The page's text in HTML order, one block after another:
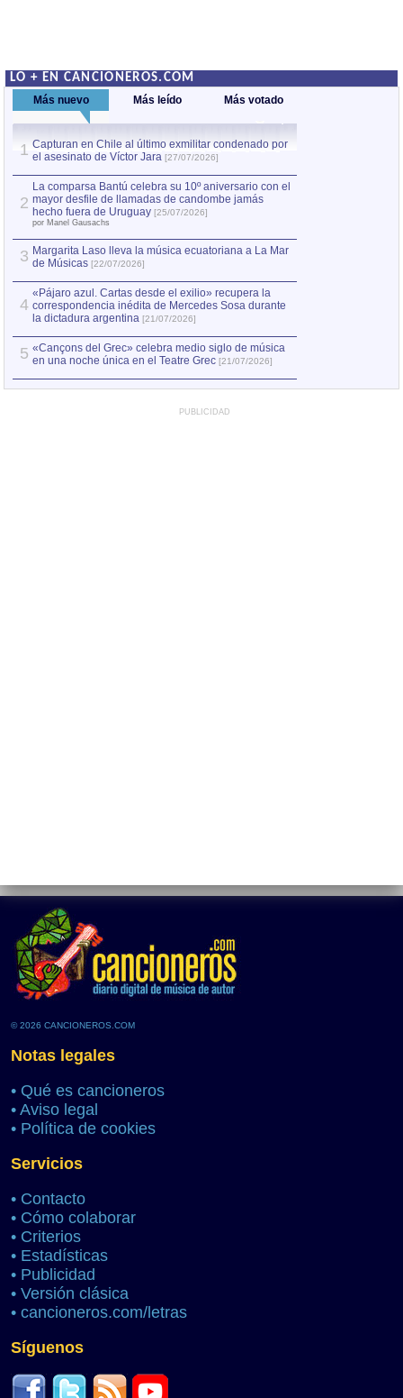
LO + EN CANCIONEROS.COM
Más nuevo Más leído Más votado
1 Capturan en Chile al último exmilitar condenado por
el asesinato de Víctor Jara [27/07/2026]
2
La comparsa Bantú celebra su 10º aniversario con el
mayor desfile de llamadas de candombe jamás
hecho fuera de Uruguay [25/07/2026]
por Manel Gausachs
3 Margarita Laso lleva la música ecuatoriana a La Mar
de Músicas [22/07/2026]
4
«Pájaro azul. Cartas desde el exilio» recupera la
correspondencia inédita de Mercedes Sosa durante
la dictadura argentina [21/07/2026]
5 «Cançons del Grec» celebra medio siglo de música
en una noche única en el Teatre Grec [21/07/2026]
PUBLICIDAD
© 2026 CANCIONEROS.COM
Notas legales
• Qué es cancioneros
• Aviso legal
• Política de cookies
Servicios
• Contacto
• Cómo colaborar
• Criterios
• Estadísticas
• Publicidad
• Versión clásica
• cancioneros.com/letras
Síguenos